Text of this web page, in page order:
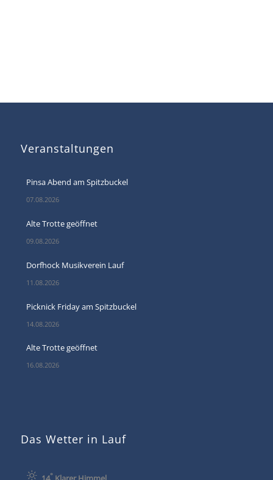
Veranstaltungen
Pinsa Abend am Spitzbuckel
07.08.2026
Alte Trotte geöffnet
09.08.2026
Dorfhock Musikverein Lauf
11.08.2026
Picknick Friday am Spitzbuckel
14.08.2026
Alte Trotte geöffnet
16.08.2026
Das Wetter in Lauf
°